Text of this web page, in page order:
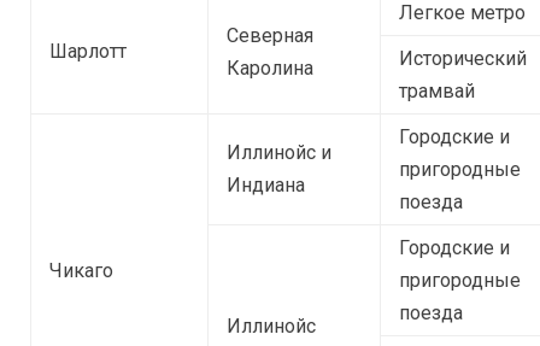
Шарлотт
Северная
Каролина
Легкое метро
Исторический
трамвай
Чикаго
Иллинойс и
Индиана
Городские и
пригородные
поезда
Иллинойс
Городские и
пригородные
поезда